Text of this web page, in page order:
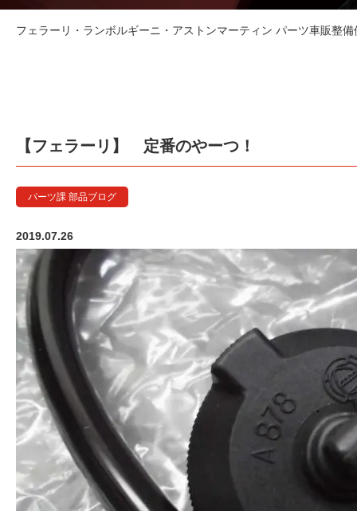
フェラーリ・ランボルギーニ・アストンマーティン パーツ車販整
【フェラーリ】 定番のやーつ！
パーツ課 部品ブログ
2019.07.26